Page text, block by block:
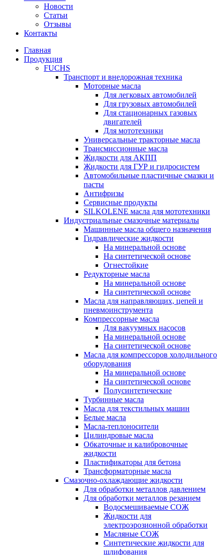
Новости
Статьи
Отзывы
Контакты
Главная
Продукция
FUCHS
Транспорт и внедорожная техника
Моторные масла
Для легковых автомобилей
Для грузовых автомобилей
Для стационарных газовых
двигателей
Для мототехники
Универсальные тракторные масла
Трансмиссионные масла
Жидкости для АКПП
Жидкости для ГУР и гидросистем
Автомобильные пластичные смазки и
пасты
Антифризы
Сервисные продукты
SILKOLENE масла для мототехники
Индустриальные смазочные материалы
Машинные масла общего назначения
Гидравлические жидкости
На минеральной основе
На синтетической основе
Огнестойкие
Редукторные масла
На минеральной основе
На синтетической основе
Масла для направляющих, цепей и
пневмоинструмента
Компрессорные масла
Для вакуумных насосов
На минеральной основе
На синтетической основе
Масла для компрессоров холодильного
оборудования
На минеральной основе
На синтетической основе
Полусинтетические
Турбинные масла
Масла для текстильных машин
Белые масла
Масла-теплоносители
Цилиндровые масла
Обкаточные и калибровочные
жидкости
Пластификаторы для бетона
Трансформаторные масла
Смазочно-охлаждающие жидкости
Для обработки металлов давлением
Для обработки металлов резанием
Водосмешиваемые СОЖ
Жидкости для
электроэрозионной обработки
Масляные СОЖ
Синтетические жидкости для
шлифования